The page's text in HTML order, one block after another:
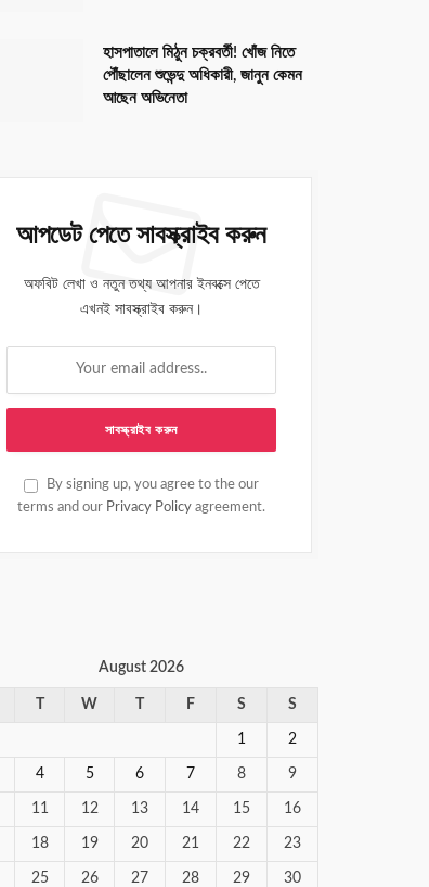
হাসপাতালে মিঠুন চক্রবর্তী! খোঁজ নিতে
পৌঁছালেন শুভেন্দু অধিকারী, জানুন কেমন
আছেন অভিনেতা
আপডেট পেতে সাবস্ক্রাইব করুন
অফবিট লেখা ও নতুন তথ্য আপনার ইনবক্সে পেতে
এখনই সাবস্ক্রাইব করুন।
By signing up, you agree to the our
terms and our Privacy Policy agreement.
August 2026
W F S S
1 2
4 5 6 7 8 9
11 12 13 14 15 16
18 19 20 21 22 23
25 26 27 28 29 30